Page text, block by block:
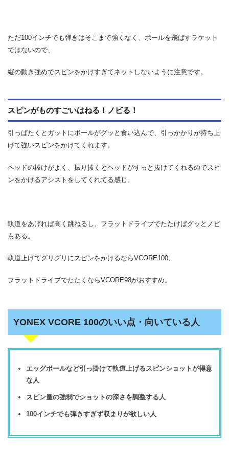
ただ100インチでも弾きはそこまで強くなく、ボールを飛ばすラケット
ではないので、
縦の動き強めでスピンをかけすぎてネットしないように注意です。
スピンがものすごいはねる！ノビる！
引っぱたくとガットにボールがグッと食い込んで、引っかかりが持ち上
げて強いスピンをかけてくれます。
ヘッドの抜けがよく、振り抜くとヘッドがすっと抜けてくれるのでスピ
ンをかけるアシストをしてくれてる感じ。
軌道をあげれば高く跳ねるし、フラットドライブでたたけばグッとノビ
もある。
軌道上げてグリグリにスピンをかけるならVCORE100、
フラットドライブでたたくならVCORE98がおすすめ。
YONEX VCORE 100のいい点・向いている人
エッグボールなど引っ掛けて軌道上げるスピンショットが得意
な人
スピン量の強弱でショットの深さを調整する人
100インチでも弾きすぎず収まりが欲しい人